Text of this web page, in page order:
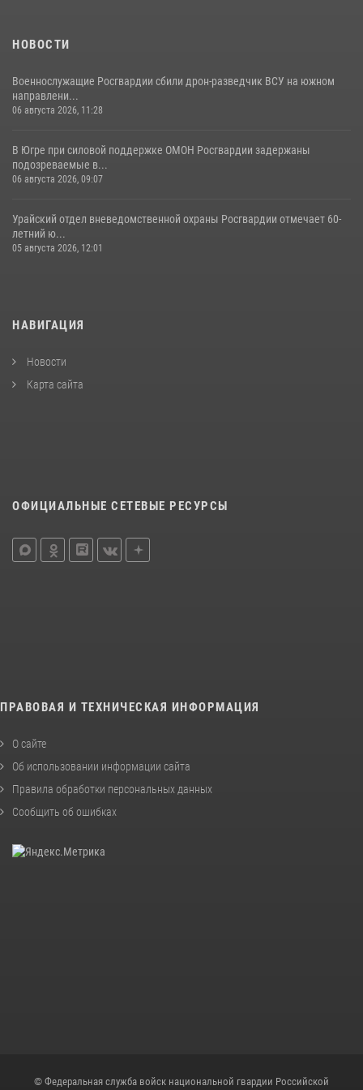
НОВОСТИ
Военнослужащие Росгвардии сбили дрон-разведчик ВСУ на южном
направлени...
06 августа 2026, 11:28
В Югре при силовой поддержке ОМОН Росгвардии задержаны
подозреваемые в...
06 августа 2026, 09:07
Урайский отдел вневедомственной охраны Росгвардии отмечает 60-
летний ю...
05 августа 2026, 12:01
НАВИГАЦИЯ
Новости
Карта сайта
ОФИЦИАЛЬНЫЕ СЕТЕВЫЕ РЕСУРСЫ
ПРАВОВАЯ И ТЕХНИЧЕСКАЯ ИНФОРМАЦИЯ
О сайте
Об использовании информации сайта
Правила обработки персональных данных
Сообщить об ошибках
© Федеральная служба войск национальной гвардии Российской